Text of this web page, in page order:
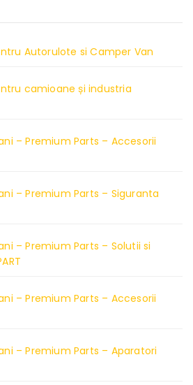
Autorulote si Camper Van
camioane și industria
– Premium Parts – Accesorii
– Premium Parts – Siguranta
– Premium Parts – Solutii si
– Premium Parts – Accesorii
– Premium Parts – Aparatori